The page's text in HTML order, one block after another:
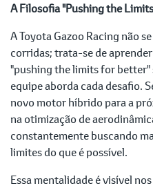
A Filosofia "Pushing the
A Toyota Gazoo Racing não
corridas; trata-se de
"pushing the limits for better"
equipe aborda cada desafio.
novo motor híbrido para a
na otimização de
constantemente buscando
limites do que é possível.
Essa mentalidade é visível